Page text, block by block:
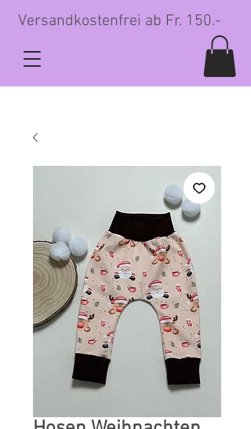
Versandkostenfrei ab Fr. 150.-